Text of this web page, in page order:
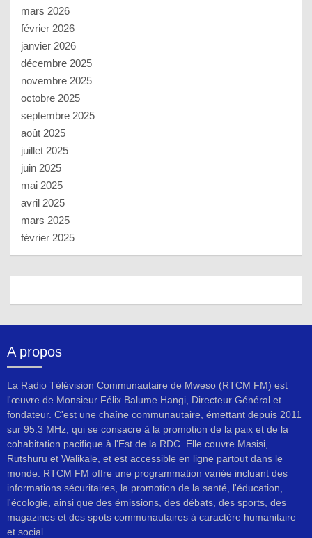
mars 2026
février 2026
janvier 2026
décembre 2025
novembre 2025
octobre 2025
septembre 2025
août 2025
juillet 2025
juin 2025
mai 2025
avril 2025
mars 2025
février 2025
A propos
La Radio Télévision Communautaire de Mweso (RTCM FM) est
l'œuvre de Monsieur Félix Balume Hangi, Directeur Général et
fondateur. C'est une chaîne communautaire, émettant depuis 2011
sur 95.3 MHz, qui se consacre à la promotion de la paix et de la
cohabitation pacifique à l'Est de la RDC. Elle couvre Masisi,
Rutshuru et Walikale, et est accessible en ligne partout dans le
monde. RTCM FM offre une programmation variée incluant des
informations sécuritaires, la promotion de la santé, l'éducation,
l'écologie, ainsi que des émissions, des débats, des sports, des
magazines et des spots communautaires à caractère humanitaire
et social.